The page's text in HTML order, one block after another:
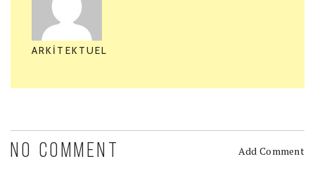
ARKITEKTUEL
NO COMMENT Add Comment